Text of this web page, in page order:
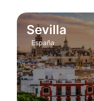
Sevilla
España